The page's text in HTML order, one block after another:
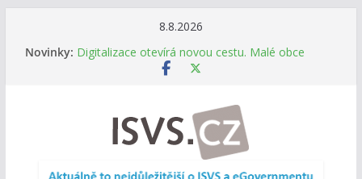
8.8.2026
Novinky: Digitalizace otevírá novou cestu. Malé obce
nemusí zanikat, mohou více spolupracovat
DIA: Informační systém dlouhodobého řízení
(ISDŘ) je od července v plném provozu
RVIS – Výbor pro architekturu a řízení ICT
zveřejnil materiály z nového jednání